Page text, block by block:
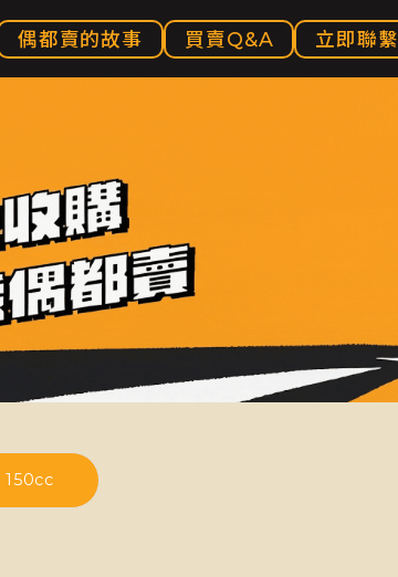
偶都賣的故事 買賣Q&A 立即聯繫
150cc